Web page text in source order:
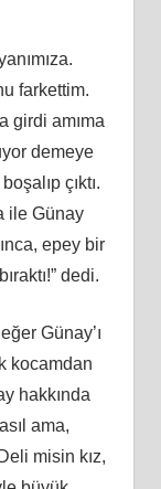
farkettim.
girdi amıma
demeye
çıktı.
ile Günay
epey bir
dedi.
Günay’ı
kocamdan
hakkında
ama,
misin kız,